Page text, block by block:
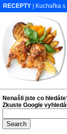
RECEPTY | Kuchařka
Nenašli jste co
Zkuste Google